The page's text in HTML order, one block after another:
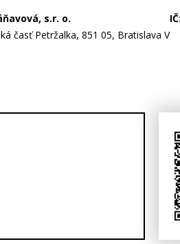
s.r. o.
časť Petržalka, 851 05, Bratislava V
IČ: